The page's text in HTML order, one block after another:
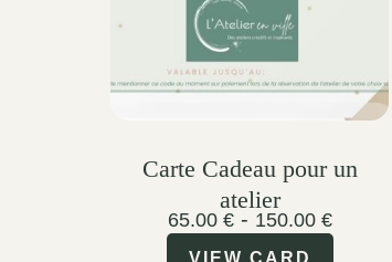
Carte Cadeau pour un
atelier
65.00 €- 150.00 €